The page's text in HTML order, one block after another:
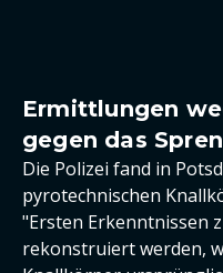
Ermittlungen
gegen das
Die Polizei fand in
pyrotechnischen
"Ersten Erkenntnissen
rekonstruiert werden,